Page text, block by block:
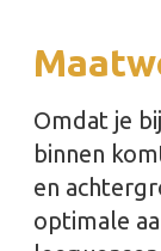
Omdat je
binnen
en
optimale